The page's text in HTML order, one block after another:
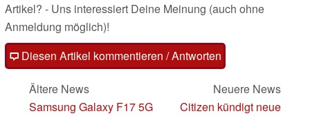
Artikel? - Uns interessiert Deine Meinung (auch ohne
Anmeldung möglich)!
Diesen Artikel kommentieren / Antworten
Ältere News
Samsung Galaxy F17 5G
Neuere News
Citizen kündigt neue